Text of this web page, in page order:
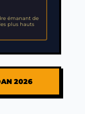
émanant de
plus hauts
2026